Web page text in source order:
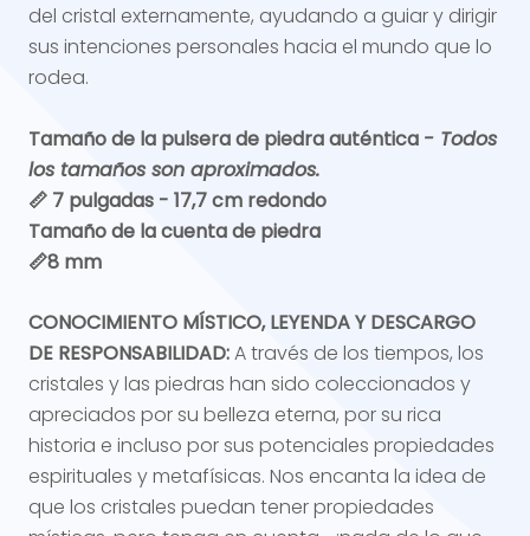
del cristal externamente, ayudando a guiar y dirigir
sus intenciones personales hacia el mundo que lo
rodea.
Tamaño de la pulsera de piedra auténtica - Todos
los tamaños son aproximados.
📏 7 pulgadas - 17,7 cm redondo
Tamaño de la cuenta de piedra
📏8 mm
CONOCIMIENTO MÍSTICO, LEYENDA Y DESCARGO
DE RESPONSABILIDAD:A través de los tiempos, los
cristales y las piedras han sido coleccionados y
apreciados por su belleza eterna, por su rica
historia e incluso por sus potenciales propiedades
espirituales y metafísicas. Nos encanta la idea de
que los cristales puedan tener propiedades